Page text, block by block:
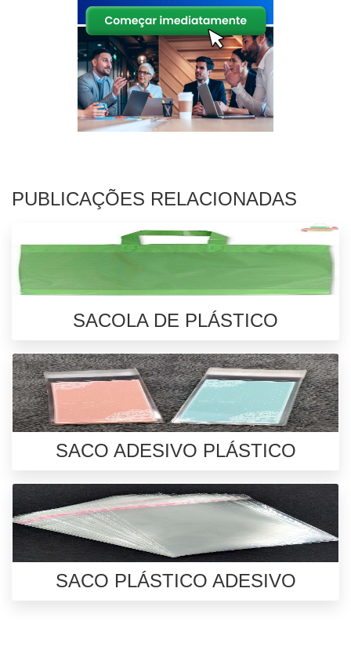
PUBLICAÇÕES RELACIONADAS
SACOLA DE PLÁSTICO
SACO ADESIVO PLÁSTICO
SACO PLÁSTICO ADESIVO